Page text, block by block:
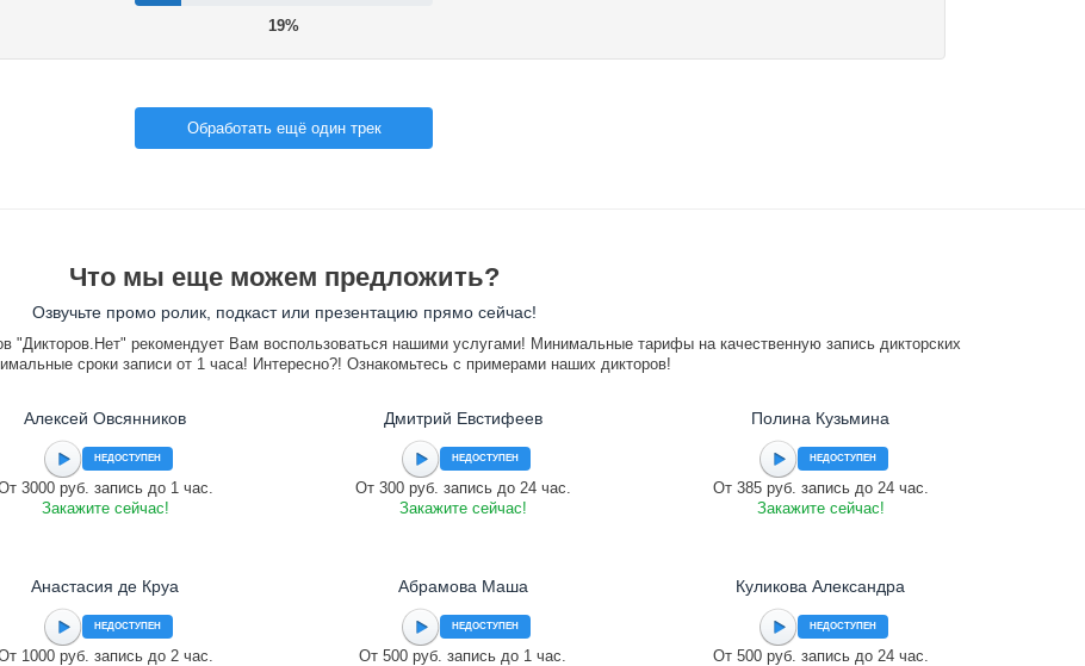
20%
Обработать ещё один трек
Что мы еще можем предложить?
Озвучьте промо ролик, подкаст или презентацию прямо сейчас!
"Дикторов.Нет" рекомендует Вам воспользоваться нашими услугами! Минимальные тарифы на качественную запись дикторских
сроки записи от 1 часа! Интересно?! Ознакомьтесь с примерами наших дикторов!
Алексей Овсянников
НЕДОСТУПЕН
3000 руб. запись до 1 час.
Закажите сейчас!
Дмитрий Евстифеев
НЕДОСТУПЕН
От 300 руб. запись до 24 час.
Закажите сейчас!
Полина Кузьмина
НЕДОСТУПЕН
От 385 руб. запись до 24 час.
Закажите сейчас!
Анастасия де Круа
НЕДОСТУПЕН
1000 руб. запись до 2 час.
Абрамова Маша
НЕДОСТУПЕН
От 500 руб. запись до 1 час.
Куликова Александра
НЕДОСТУПЕН
От 500 руб. запись до 24 час.